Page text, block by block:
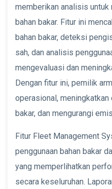
memberikan analisis
bahan bakar. Fitur ini
bahan bakar, deteksi
sah, dan analisis
mengevaluasi dan
Dengan fitur ini, pemilik
operasional,
bakar, dan mengurangi
Fitur Fleet Management
penggunaan bahan bakar
yang memperlihatkan
secara keseluruhan.